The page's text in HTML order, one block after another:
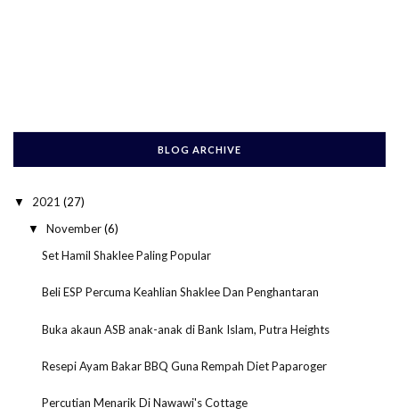
BLOG ARCHIVE
▼ 2021 (27)
▼ November(6)
Set Hamil Shaklee Paling Popular
Beli ESP Percuma Keahlian Shaklee Dan Penghantaran
Buka akaun ASB anak-anak di Bank Islam, Putra Heights
Resepi Ayam Bakar BBQ Guna Rempah Diet Paparoger
Percutian Menarik Di Nawawi's Cottage